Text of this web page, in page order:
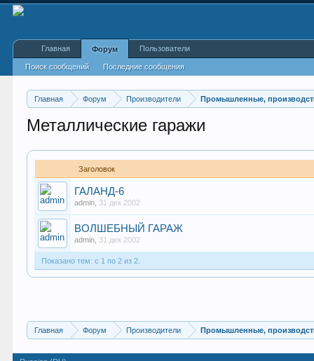
Главная Форум Производители Промышленные,
Металлические гаражи
Заголовок
ГАЛАНД-6
admin 31 дек 2002
ВОЛШЕБНЫЙ ГАРАЖ
admin 31 дек 2002
Показано тем: с 1 по 2 из 2.
Главная Форум Производители Промышленные,
Главная Форум
Поиск сообщений Последние сообщения
Пользователи